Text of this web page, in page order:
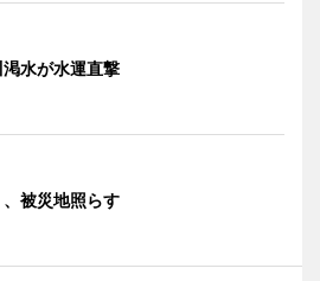
水が水運直撃
被災地照らす